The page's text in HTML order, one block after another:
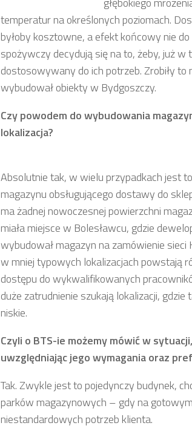
temperatur na określonych poziomach.
byłoby kosztowne, a efekt końcowy nie
spożywczy decydują się na to, żeby, już w
dostosowywany do ich potrzeb. Zrobiły
wybudował obiekty w Bydgoszczy.
Czy powodem do wybudowania
lokalizacja?
Absolutnie tak, w wielu przypadkach jest
magazynu obsługującego dostawy do
ma żadnej nowoczesnej powierzchni
miała miejsce w Bolesławcu, gdzie
wybudował magazyn na zamówienie
w mniej typowych lokalizacjach powstają
dostępu do wykwalifikowanych
duże zatrudnienie szukają lokalizacji,
niskie.
Czyli o BTS-ie możemy mówić w
uwzględniając jego wymagania oraz
Tak. Zwykle jest to pojedynczy budynek,
parków magazynowych – gdy na
niestandardowych potrzeb klienta.